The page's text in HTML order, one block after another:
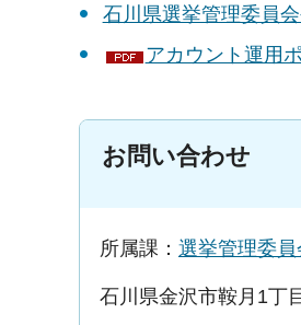
石川県選挙管理委員
アカウント運用
お問い合わせ
所属課： 選挙管理
石川県金沢市鞍月1丁